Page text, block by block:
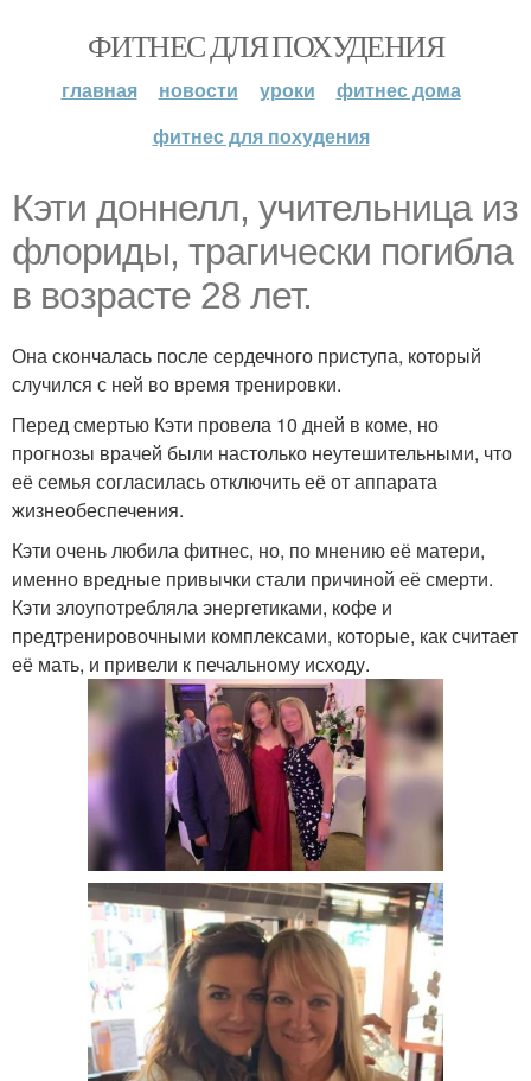
ФИТНЕС ДЛЯ ПОХУДЕНИЯ
главная новости уроки
фитнес дома
фитнес для похудения
Кэти доннелл, учительница из
флориды, трагически погибла
в возрасте 28 лет.
Она скончалась после сердечного приступа, который
случился с ней во время тренировки.
Перед смертью Кэти провела 10 дней в коме, но
прогнозы врачей были настолько неутешительными, что
её семья согласилась отключить её от аппарата
жизнеобеспечения.
Кэти очень любила фитнес, но, по мнению её матери,
именно вредные привычки стали причиной её смерти.
Кэти злоупотребляла энергетиками, кофе и
предтренировочными комплексами, которые, как считает
её мать, и привели к печальному исходу.